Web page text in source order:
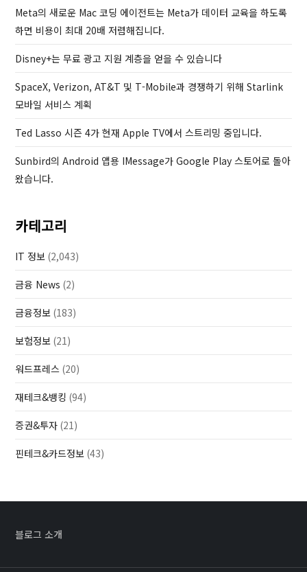
P
o
s
t
Meta의 새로운 Mac 코딩 에이전트는 Meta가 데이터 교육을 하도록
하면 비용이 최대 20배 저렴해집니다.
Disney+는 무료 광고 지원 계층을 얻을 수 있습니다
SpaceX, Verizon, AT&T 및 T-Mobile과 경쟁하기 위해 Starlink
모바일 서비스 계획
Ted Lasso 시즌 4가 현재 Apple TV에서 스트리밍 중입니다.
Sunbird의 Android 앱용 IMessage가 Google Play 스토어로 돌아
왔습니다.
카테고리
IT 정보 (2,043)
금융 News (2)
금융정보 (183)
보험정보 (21)
워드프레스 (20)
재테크&뱅킹 (94)
증권&투자 (21)
핀테크&카드정보 (43)
블로그 소개